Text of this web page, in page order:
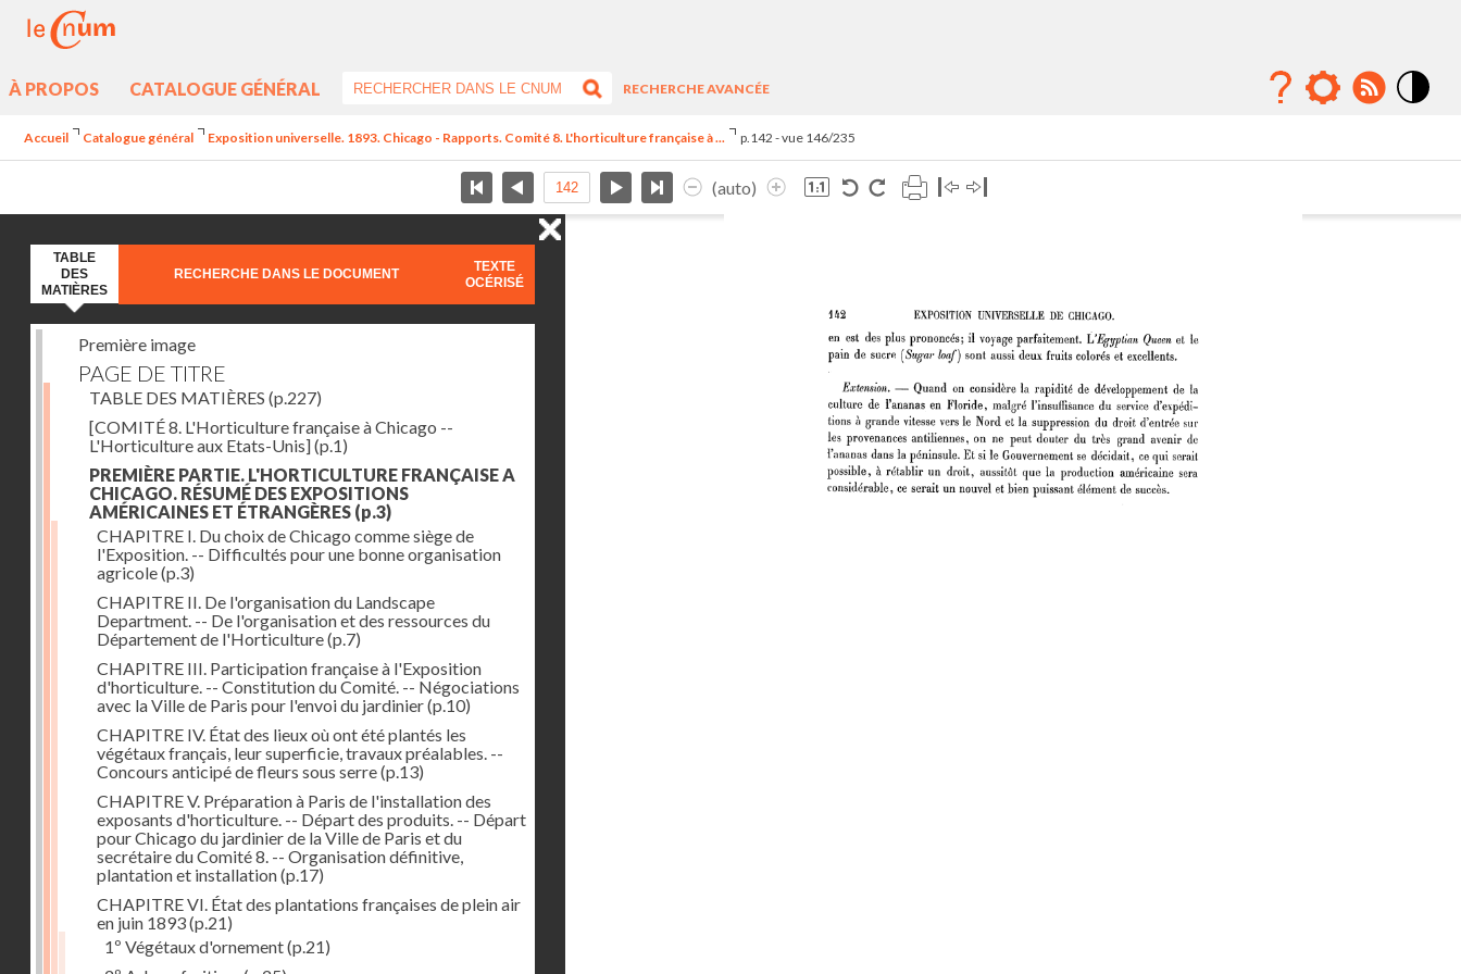
À PROPOS CATALOGUE GÉNÉRAL
RECHERCHE AVANCÉE
Accueil Catalogue général Exposition universelle. 1893. Chicago - Rapports. Comité 8. L'horticulture française à ... p.142 - vue 146/235
(auto)
TABLE
DES
MATIÈRES
RECHERCHE DANS LE DOCUMENT
TEXTE
OCÉRISÉ
Première image
PAGE DE TITRE
TABLE DES MATIÈRES (p.227)
[COMITÉ 8. L'Horticulture française à Chicago --
L'Horticulture aux Etats-Unis](p.1)
PREMIÈRE PARTIE. L'HORTICULTURE FRANÇAISE A
CHICAGO. RÉSUMÉ DES EXPOSITIONS
AMÉRICAINES ET ÉTRANGÈRES (p.3)
CHAPITRE I. Du choix de Chicago comme siège de
l'Exposition. -- Difficultés pour une bonne organisation
agricole(p.3)
CHAPITRE II. De l'organisation du Landscape
Department. -- De l'organisation et des ressources du
Département de l'Horticulture(p.7)
CHAPITRE III. Participation française à l'Exposition
d'horticulture. -- Constitution du Comité. -- Négociations
avec la Ville de Paris pour l'envoi du jardinier(p.10)
CHAPITRE IV. État des lieux où ont été plantés les
végétaux français, leur superficie, travaux préalables. --
Concours anticipé de fleurs sous serre(p.13)
CHAPITRE V. Préparation à Paris de l'installation des
exposants d'horticulture. -- Départ des produits. -- Départ
pour Chicago du jardinier de la Ville de Paris et du
secrétaire du Comité 8. -- Organisation définitive,
plantation et installation(p.17)
CHAPITRE VI. État des plantations françaises de plein air
en juin 1893(p.21)
1º Végétaux d'ornement(p.21)